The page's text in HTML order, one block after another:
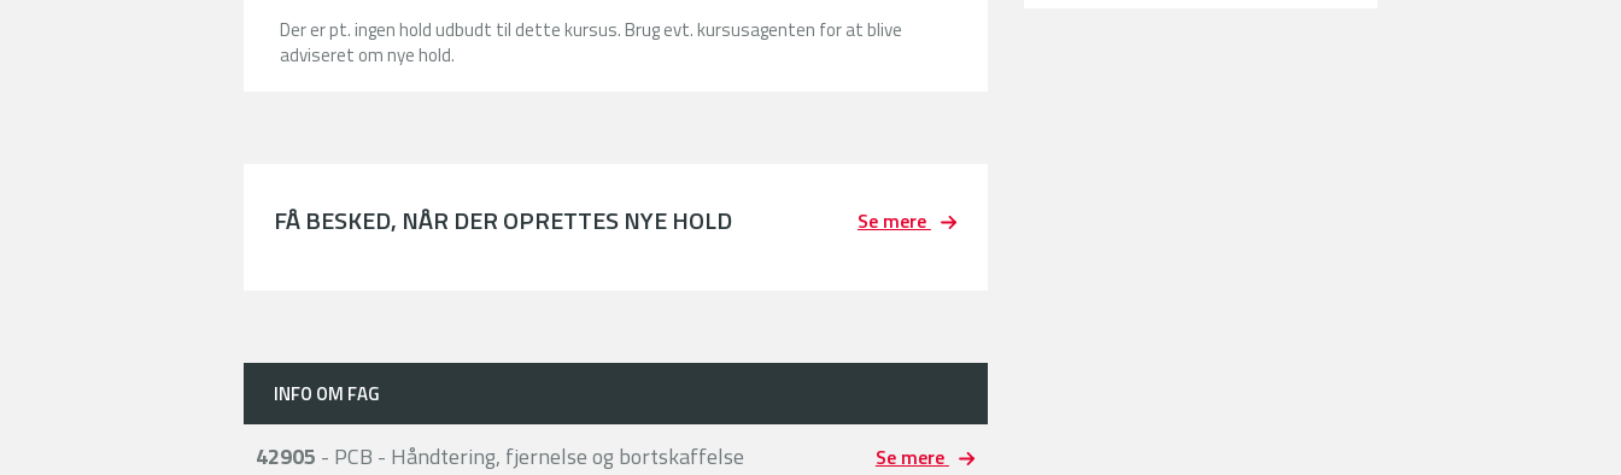
Der er pt. ingen hold udbudt til dette kursus. Brug evt. kursusagenten for at blive
adviseret om nye hold.
FÅ BESKED, NÅR DER OPRETTES NYE HOLD Se mere
INFO OM FAG
42905 - PCB - Håndtering, fjernelse og bortskaffelse Se mere